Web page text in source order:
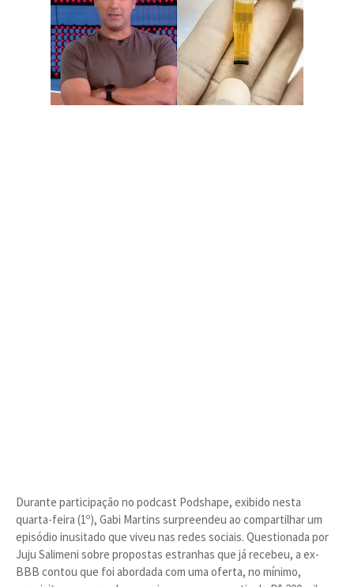
Durante participação no podcast Podshape, exibido nesta
quarta-feira (1º), Gabi Martins surpreendeu ao compartilhar um
episódio inusitado que viveu nas redes sociais. Questionada por
Juju Salimeni sobre propostas estranhas que já recebeu, a ex-
BBB contou que foi abordada com uma oferta, no mínimo,